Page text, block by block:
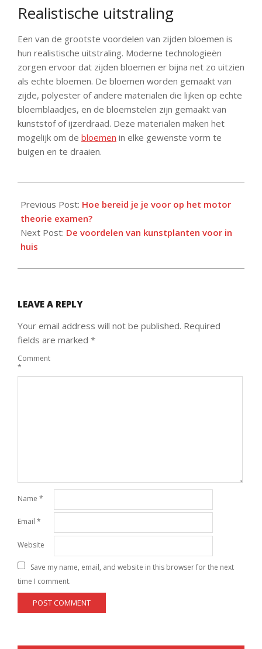
Realistische uitstraling
Een van de grootste voordelen van zijden bloemen is
hun realistische uitstraling. Moderne technologieën
zorgen ervoor dat zijden bloemen er bijna net zo uitzien
als echte bloemen. De bloemen worden gemaakt van
zijde, polyester of andere materialen die lijken op echte
bloemblaadjes, en de bloemstelen zijn gemaakt van
kunststof of ijzerdraad. Deze materialen maken het
mogelijk om de bloemen in elke gewenste vorm te
buigen en te draaien.
03-
14
Previous Post: Hoe bereid je je voor op het motor
theorie examen?
Next Post: De voordelen van kunstplanten voor in
huis
LEAVE A REPLY
Your email address will not be published. Required
fields are marked *
Comment
*
Name *
Email *
Website
Save my name, email, and website in this browser for the next
time I comment.